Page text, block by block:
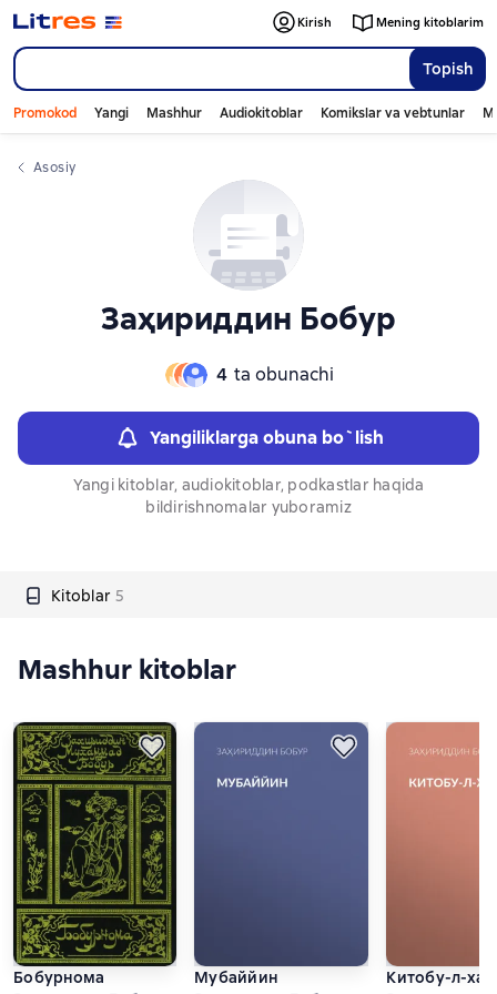
Topish
Kirish Mening kitoblarim
Promokod Yangi Mashhur Audiokitoblar Komikslar va vebtunlar
Asosiy
Заҳириддин Бобур
4 ta obunachi
Yangiliklarga obuna bo`lish
Yangi kitoblar, audiokitoblar, podkastlar haqida
bildirishnomalar yuboramiz
Kitoblar 5
Слайдер с книгами
Mashhur kitoblar
Бобурнома
Мубаййин
Китобу-л-